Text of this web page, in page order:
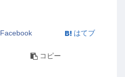
Facebook はてブ
コピー